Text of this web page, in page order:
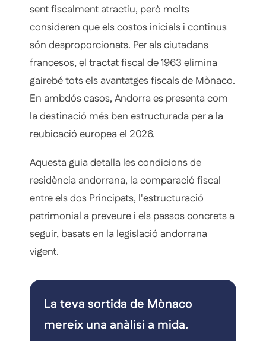
sent fiscalment atractiu, però molts
consideren que els costos inicials i continus
són desproporcionats. Per als ciutadans
francesos, el tractat fiscal de 1963 elimina
gairebé tots els avantatges fiscals de Mònaco.
En ambdós casos, Andorra es presenta com
la destinació més ben estructurada per a la
reubicació europea el 2026.
Aquesta guia detalla les condicions de
residència andorrana, la comparació fiscal
entre els dos Principats, l'estructuració
patrimonial a preveure i els passos concrets a
seguir, basats en la legislació andorrana
vigent.
La teva sortida de Mònaco
mereix una anàlisi a mida.